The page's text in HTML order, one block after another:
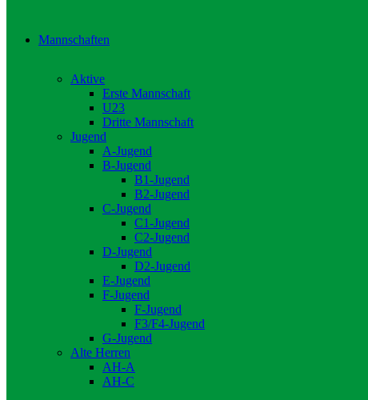
Mannschaften
Aktive
Erste Mannschaft
U23
Dritte Mannschaft
Jugend
A-Jugend
B-Jugend
B1-Jugend
B2-Jugend
C-Jugend
C1-Jugend
C2-Jugend
D-Jugend
D2-Jugend
E-Jugend
F-Jugend
F-Jugend
F3/F4-Jugend
G-Jugend
Alte Herren
AH-A
AH-C